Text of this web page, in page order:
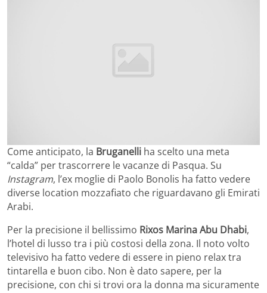
Come anticipato, la Bruganelli ha scelto una meta
“calda” per trascorrere le vacanze di Pasqua. Su
Instagram, l’ex moglie di Paolo Bonolis ha fatto vedere
diverse location mozzafiato che riguardavano gli Emirati
Arabi.
Per la precisione il bellissimo Rixos Marina Abu Dhabi,
l’hotel di lusso tra i più costosi della zona. Il noto volto
televisivo ha fatto vedere di essere in pieno relax tra
tintarella e buon cibo. Non è dato sapere, per la
precisione, con chi si trovi ora la donna ma sicuramente